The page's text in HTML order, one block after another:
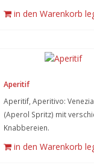
in den Warenkorb
Aperitif
Aperitif, Aperitivo:
(Aperol Spritz) mit
Knabbereien.
in den Warenkorb